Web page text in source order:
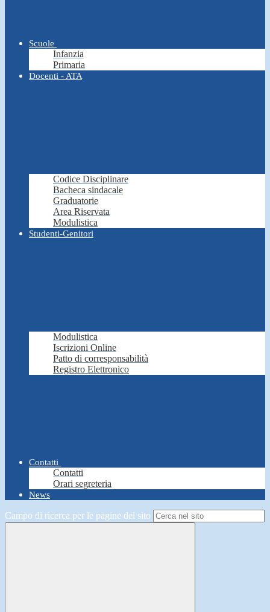
Scuole
Infanzia
Primaria
Docenti - ATA
Codice Disciplinare
Bacheca sindacale
Graduatorie
Area Riservata
Modulistica
Studenti-Genitori
Modulistica
Iscrizioni Online
Patto di corresponsabilità
Registro Elettronico
Contatti
Contatti
Orari segreteria
News
Campo di ricerca per le pagine del sito